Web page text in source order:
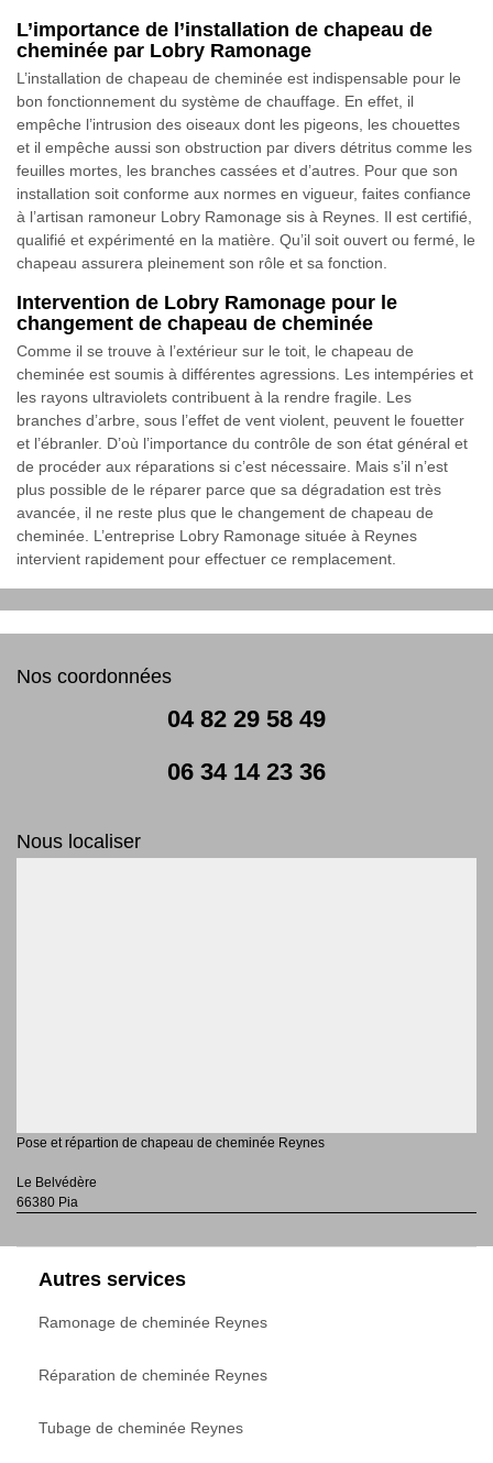
L’importance de l’installation de chapeau de
cheminée par Lobry Ramonage
L’installation de chapeau de cheminée est indispensable pour le
bon fonctionnement du système de chauffage. En effet, il
empêche l’intrusion des oiseaux dont les pigeons, les chouettes
et il empêche aussi son obstruction par divers détritus comme les
feuilles mortes, les branches cassées et d’autres. Pour que son
installation soit conforme aux normes en vigueur, faites confiance
à l’artisan ramoneur Lobry Ramonage sis à Reynes. Il est certifié,
qualifié et expérimenté en la matière. Qu’il soit ouvert ou fermé, le
chapeau assurera pleinement son rôle et sa fonction.
Intervention de Lobry Ramonage pour le
changement de chapeau de cheminée
Comme il se trouve à l’extérieur sur le toit, le chapeau de
cheminée est soumis à différentes agressions. Les intempéries et
les rayons ultraviolets contribuent à la rendre fragile. Les
branches d’arbre, sous l’effet de vent violent, peuvent le fouetter
et l’ébranler. D’où l’importance du contrôle de son état général et
de procéder aux réparations si c’est nécessaire. Mais s’il n’est
plus possible de le réparer parce que sa dégradation est très
avancée, il ne reste plus que le changement de chapeau de
cheminée. L’entreprise Lobry Ramonage située à Reynes
intervient rapidement pour effectuer ce remplacement.
Nos coordonnées
04 82 29 58 49
06 34 14 23 36
Nous localiser
Pose et répartion de chapeau de cheminée Reynes
Le Belvédère
66380 Pia
Autres services
Ramonage de cheminée Reynes
Réparation de cheminée Reynes
Tubage de cheminée Reynes